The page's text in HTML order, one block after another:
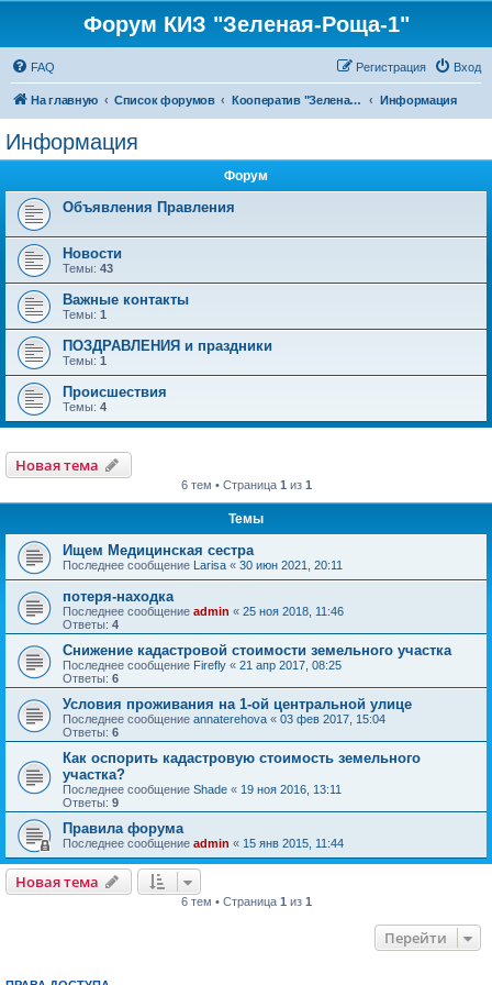
Форум КИЗ "Зеленая-Роща-1"
FAQ Вход
Регистрация
На главную Список форумов Кооператив "Зеленая Роща-1" Информация
Информация
Форум
Объявления Правления
Новости
Темы: 43
Важные контакты
Темы: 1
ПОЗДРАВЛЕНИЯ и праздники
Темы: 1
Происшествия
Темы: 4
Новая тема
6 тем • Страница 1 из 1
Темы
Ищем Медицинская сестра
Последнее сообщение Larisa « 30 июн 2021, 20:11
потеря-находка
Последнее сообщение admin « 25 ноя 2018, 11:46
Ответы: 4
Снижение кадастровой стоимости земельного участка
Последнее сообщение Firefly « 21 апр 2017, 08:25
Ответы: 6
Условия проживания на 1-ой центральной улице
Последнее сообщение annaterehova « 03 фев 2017, 15:04
Ответы: 6
Как оспорить кадастровую стоимость земельного
участка?
Последнее сообщение Shade « 19 ноя 2016, 13:11
Ответы: 9
Правила форума
Последнее сообщение admin « 15 янв 2015, 11:44
Новая тема
6 тем • Страница 1 из 1
Перейти